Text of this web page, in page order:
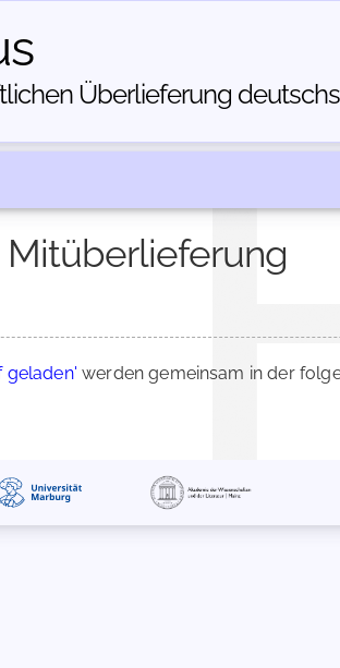
Über­lieferung
Mitüberlieferung
geladen' werden gemeinsam in der